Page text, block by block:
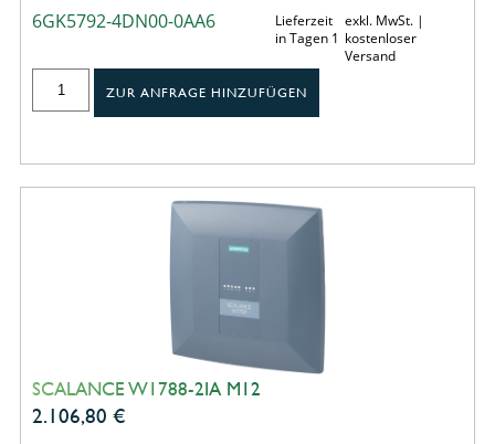
6GK5792-4DN00-0AA6
Lieferzeit
in Tagen 1
exkl. MwSt. |
kostenloser
Versand
ZUR ANFRAGE HINZUFÜGEN
SCALANCE W1788-2IA M12
2.106,80 €